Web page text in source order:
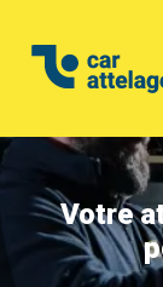
Votre